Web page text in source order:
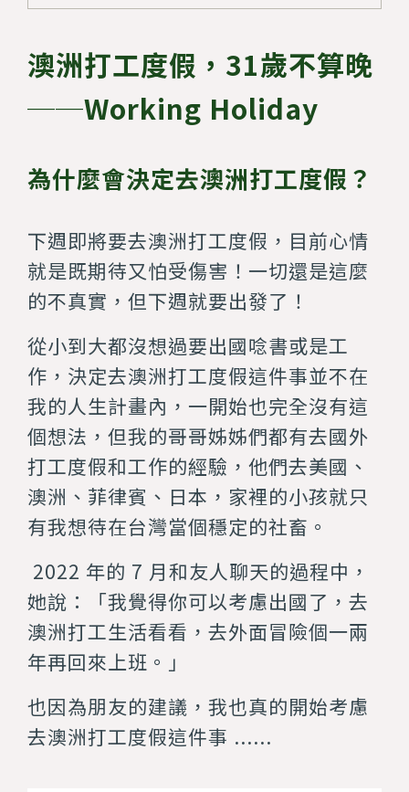
澳洲打工度假，31歲不算晚
──Working Holiday
為什麼會決定去澳洲打工度假？
下週即將要去澳洲打工度假，目前心情
就是既期待又怕受傷害！一切還是這麼
的不真實，但下週就要出發了！
從小到大都沒想過要出國唸書或是工
作，決定去澳洲打工度假這件事並不在
我的人生計畫內，一開始也完全沒有這
個想法，但我的哥哥姊姊們都有去國外
打工度假和工作的經驗，他們去美國、
澳洲、菲律賓、日本，家裡的小孩就只
有我想待在台灣當個穩定的社畜。
2022 年的 7 月和友人聊天的過程中，
她說：「我覺得你可以考慮出國了，去
澳洲打工生活看看，去外面冒險個一兩
年再回來上班。」
也因為朋友的建議，我也真的開始考慮
去澳洲打工度假這件事 ......